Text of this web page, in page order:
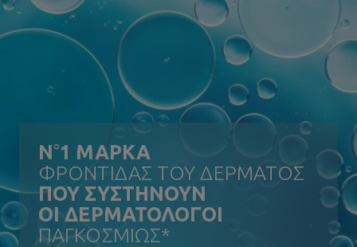
N°1 ΜΑΡΚΑ
ΦΡΟΝΤΙΔΑΣ ΤΟΥ ΔΕΡΜΑΤΟΣ
ΠΟΥ ΣΥΣΤΗΝΟΥΝ
ΟΙ ΔΕΡΜΑΤΟΛΟΓΟΙ
ΠΑΓΚΟΣΜΙΩΣ*